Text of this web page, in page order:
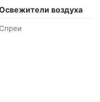
воздуха
Спреи